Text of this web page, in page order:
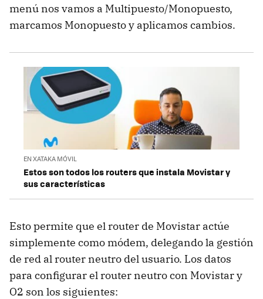
menú nos vamos a Multipuesto/Monopuesto,
marcamos Monopuesto y aplicamos cambios.
EN XATAKA MÓVIL
Estos son todos los routers que instala Movistar y
sus características
Esto permite que el router de Movistar actúe
simplemente como módem, delegando la gestión
de red al router neutro del usuario. Los datos
para configurar el router neutro con Movistar y
O2 son los siguientes: